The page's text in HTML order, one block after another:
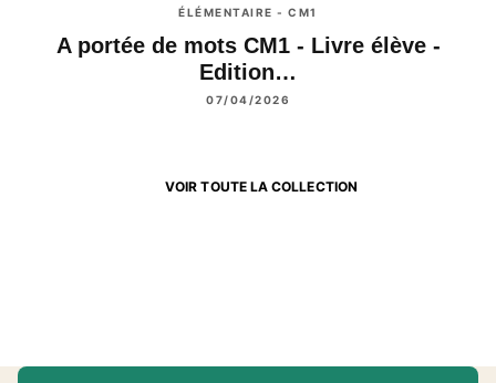
ÉLÉMENTAIRE - CM1
A portée de mots CM1 - Livre élève -
Edition…
07/04/2026
VOIR TOUTE LA COLLECTION